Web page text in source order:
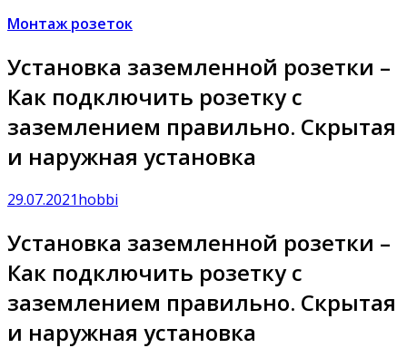
Монтаж розеток
Установка заземленной розетки –
Как подключить розетку с
заземлением правильно. Скрытая
и наружная установка
29.07.2021hobbi
Установка заземленной розетки –
Как подключить розетку с
заземлением правильно. Скрытая
и наружная установка